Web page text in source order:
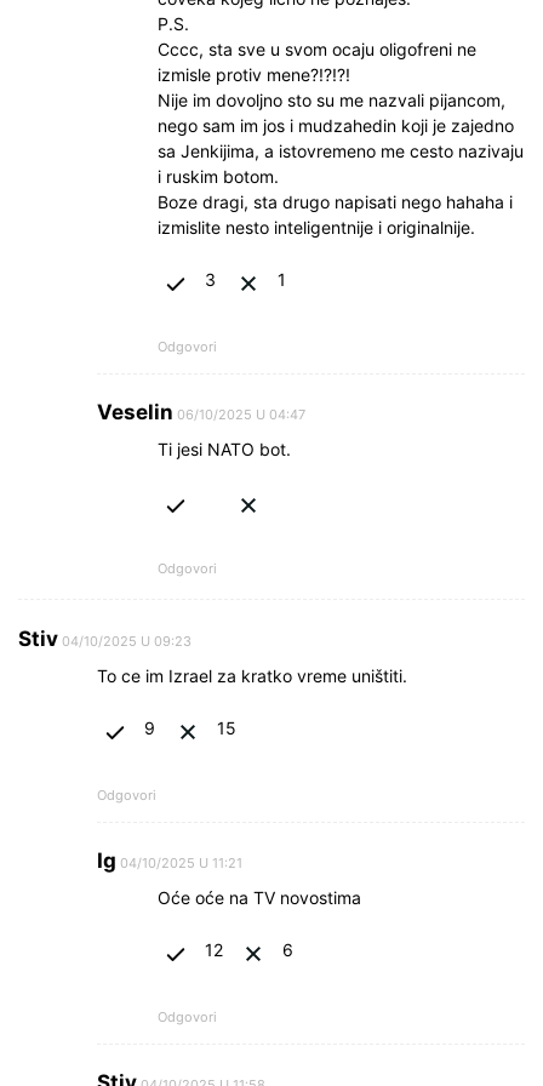
P.S.
Cccc, sta sve u svom ocaju oligofreni ne
izmisle protiv mene?!?!?!
Nije im dovoljno sto su me nazvali pijancom,
nego sam im jos i mudzahedin koji je zajedno
sa Jenkijima, a istovremeno me cesto nazivaju
i ruskim botom.
Boze dragi, sta drugo napisati nego hahaha i
izmislite nesto inteligentnije i originalnije.
3 1
Odgovori
Veselin 06/10/2025 U 04:47
Ti jesi NATO bot.
Odgovori
Stiv 04/10/2025 U 09:23
To ce im Izrael za kratko vreme uništiti.
9 15
Odgovori
Ig 04/10/2025 U 11:21
Oće oće na TV novostima
12 6
Odgovori